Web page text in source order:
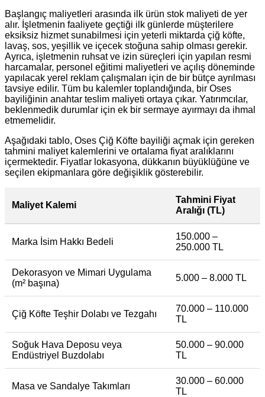
Başlangıç maliyetleri arasında ilk ürün stok maliyeti de yer
alır. İşletmenin faaliyete geçtiği ilk günlerde müşterilere
eksiksiz hizmet sunabilmesi için yeterli miktarda çiğ köfte,
lavaş, sos, yeşillik ve içecek stoğuna sahip olması gerekir.
Ayrıca, işletmenin ruhsat ve izin süreçleri için yapılan resmi
harcamalar, personel eğitimi maliyetleri ve açılış döneminde
yapılacak yerel reklam çalışmaları için de bir bütçe ayrılması
tavsiye edilir. Tüm bu kalemler toplandığında, bir Oses
bayiliğinin anahtar teslim maliyeti ortaya çıkar. Yatırımcılar,
beklenmedik durumlar için ek bir sermaye ayırmayı da ihmal
etmemelidir.
Aşağıdaki tablo, Oses Çiğ Köfte bayiliği açmak için gereken
tahmini maliyet kalemlerini ve ortalama fiyat aralıklarını
içermektedir. Fiyatlar lokasyona, dükkanın büyüklüğüne ve
seçilen ekipmanlara göre değişiklik gösterebilir.
Maliyet Kalemi
Tahmini Fiyat
Aralığı (TL)
Marka İsim Hakkı Bedeli
150.000 –
250.000 TL
Dekorasyon ve Mimari Uygulama
(m² başına)
5.000 – 8.000 TL
Çiğ Köfte Teşhir Dolabı ve Tezgahı
70.000 – 110.000
TL
Soğuk Hava Deposu veya
Endüstriyel Buzdolabı
50.000 – 90.000
TL
Masa ve Sandalye Takımları
30.000 – 60.000
TL